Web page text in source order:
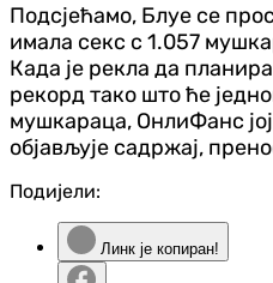
Подсјећамо, Блуе се
имала секс с 1.057
Када је рекла да
рекорд тако што ће
мушкараца, ОнлиФанс
објављује садржај,
Подијели:
Линк је копиран!